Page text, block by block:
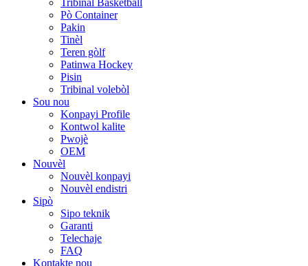
Tribinal Basketball
Pò Container
Pakin
Tinèl
Teren gòlf
Patinwa Hockey
Pisin
Tribinal volebòl
Sou nou
Konpayi Profile
Kontwol kalite
Pwojè
OEM
Nouvèl
Nouvèl konpayi
Nouvèl endistri
Sipò
Sipo teknik
Garanti
Telechaje
FAQ
Kontakte nou